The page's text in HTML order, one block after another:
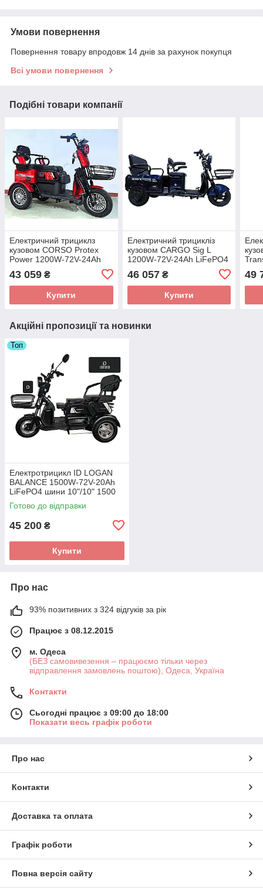
Умови повернення
Повернення товару впродовж 14 днів за рахунок покупця
Всі умови повернення
Подібні товари компанії
Електричний трициклз
кузовом CORSO Protex
Power 1200W-72V-24Ah
43 059 ₴
Купити
Електричний трицикліз
кузовом CARGO Sig L
1200W-72V-24Ah LiFePO4
46 057₴
Купити
10"/
49
Акційні пропозиції та новинки
Топ
Електротрицикл ID LOGAN
BALANCE 1500W-72V-20Ah
LiFePO4 шини 10"/10" 1500
Вт
Готово до відправки
45 200 ₴
Купити
Про нас
93% позитивних з 324 відгуків за рік
Працює з 08.12.2015
м. Одеса
(БЕЗ самовивезення – працюємо тільки через
відправлення замовлень поштою), Одеса, Україна
Контакти
Сьогодні працює з 09:00 до 18:00
Показати весь графік роботи
Про нас
Контакти
Доставка та оплата
Графік роботи
Повна версія сайту